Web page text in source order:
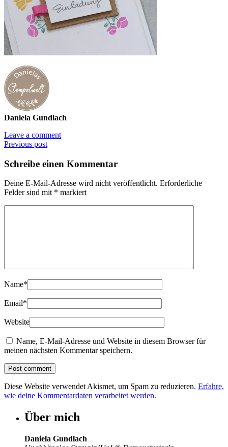
Daniela Gundlach
Leave a comment
Previous post
Schreibe einen Kommentar
Deine E-Mail-Adresse wird nicht veröffentlicht. Erforderliche
Felder sind mit * markiert
Name*
Email*
Website
Name, E-Mail-Adresse und Website in diesem Browser für
meinen nächsten Kommentar speichern.
Diese Website verwendet Akismet, um Spam zu reduzieren. Erfahre,
wie deine Kommentardaten verarbeitet werden.
Über mich
Daniela Gundlach